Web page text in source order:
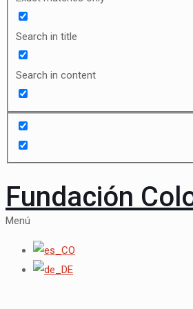
Search in title
Search in content
Fundación
Menú